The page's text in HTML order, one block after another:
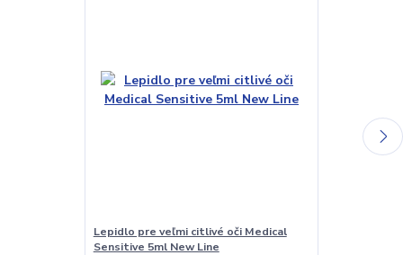
Lepidlo pre veľmi citlivé oči Medical
Sensitive 5ml New Line